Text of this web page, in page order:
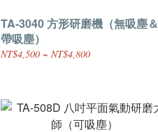
TA-3040 方形研磨機（無吸塵＆
帶吸塵）
NT$4,500 ~ NT$4,800